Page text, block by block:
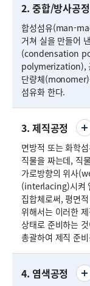
2. 중합/방사공정
합성섬유(man-
거쳐 실을 만들어
(condensation
polymerization),
단량체(monomer)
섬유화 한다.
3. 제직공정
면방적 또는 화학
직물을 짜는데, 직
가로방향의 위사
(interlacing)시켜
집합체로써, 평면
위해서는 이러한
상태로 준비하는
총괄하여 제직 준
4. 염색공정